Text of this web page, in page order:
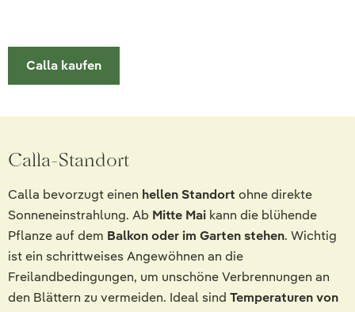
Calla kaufen
Calla-Standort
Calla bevorzugt einen hellen Standort ohne direkte
Sonneneinstrahlung. Ab Mitte Mai kann die blühende
Pflanze auf dem Balkon oder im Garten stehen. Wichtig
ist ein schrittweises Angewöhnen an die
Freilandbedingungen, um unschöne Verbrennungen an
den Blättern zu vermeiden. Ideal sind Temperaturen von